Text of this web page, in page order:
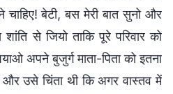
बेटी, बस मेरी बात सुनो और
से जियो ताकि पूरे परिवार को
अपने बुजुर्ग माता-पिता को इतना
और उसे चिंता थी कि अगर वास्तव में